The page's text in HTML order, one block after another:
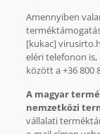
Amennyiben
[kukac]
eléri telefonon
között a +36 800
A magyar
nemzetközi
vállalati